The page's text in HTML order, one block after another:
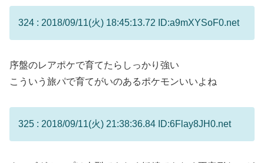
324 : 2018/09/11(火) 18:45:13.72 ID:a9mXYSoF0.net
序盤のレアポケで育てたらしっかり強い
こういう旅パで育てがいのあるポケモンいいよね
325 : 2018/09/11(火) 21:38:36.84 ID:6Flay8JH0.net